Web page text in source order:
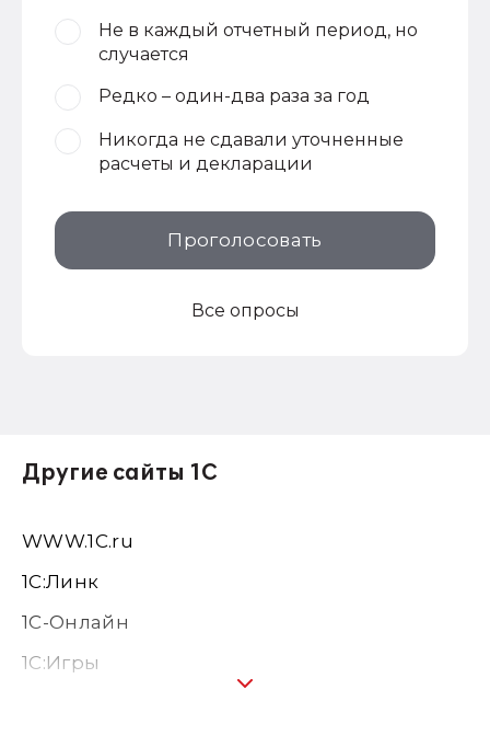
Не в каждый отчетный период, но
случается
Редко – один-два раза за год
Никогда не сдавали уточненные
расчеты и декларации
Проголосовать
Все опросы
Другие сайты 1С
WWW.1С.ru
1С:Линк
1С-Онлайн
1C:Игры